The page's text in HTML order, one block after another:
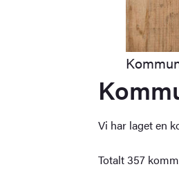
Vi har laget en
Totalt 357